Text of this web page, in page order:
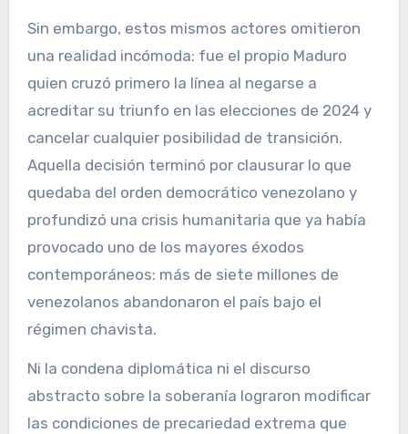
Sin embargo, estos mismos actores omitieron
una realidad incómoda: fue el propio Maduro
quien cruzó primero la línea al negarse a
acreditar su triunfo en las elecciones de 2024 y
cancelar cualquier posibilidad de transición.
Aquella decisión terminó por clausurar lo que
quedaba del orden democrático venezolano y
profundizó una crisis humanitaria que ya había
provocado uno de los mayores éxodos
contemporáneos: más de siete millones de
venezolanos abandonaron el país bajo el
régimen chavista.
Ni la condena diplomática ni el discurso
abstracto sobre la soberanía lograron modificar
las condiciones de precariedad extrema que